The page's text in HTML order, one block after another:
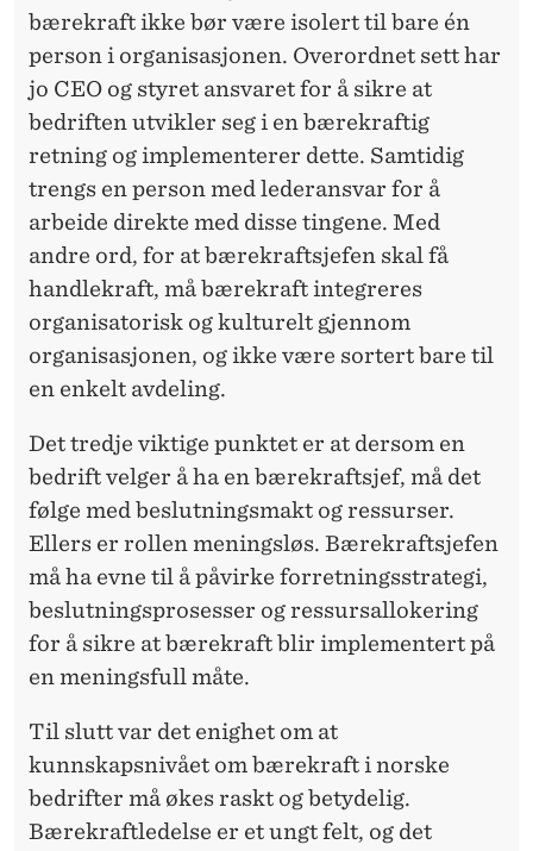
bærekraft ikke bør være isolert til bare én
person i organisasjonen. Overordnet sett har
jo CEO og styret ansvaret for å sikre at
bedriften utvikler seg i en bærekraftig
retning og implementerer dette. Samtidig
trengs en person med lederansvar for å
arbeide direkte med disse tingene. Med
andre ord, for at bærekraftsjefen skal få
handlekraft, må bærekraft integreres
organisatorisk og kulturelt gjennom
organisasjonen, og ikke være sortert bare til
en enkelt avdeling.
Det tredje viktige punktet er at dersom en
bedrift velger å ha en bærekraftsjef, må det
følge med beslutningsmakt og ressurser.
Ellers er rollen meningsløs. Bærekraftsjefen
må ha evne til å påvirke forretningsstrategi,
beslutningsprosesser og ressursallokering
for å sikre at bærekraft blir implementert på
en meningsfull måte.
Til slutt var det enighet om at
kunnskapsnivået om bærekraft i norske
bedrifter må økes raskt og betydelig.
Bærekraftledelse er et ungt felt, og det